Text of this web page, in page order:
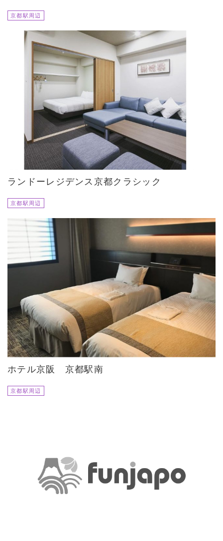
京都駅周辺
ランドーレジデンス京都クラシック
京都駅周辺
ホテル京阪 京都駅南
京都駅周辺